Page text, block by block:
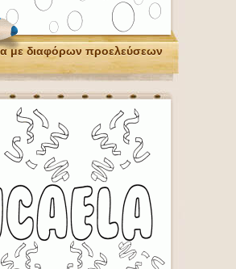
με διαφόρων προελεύσεων